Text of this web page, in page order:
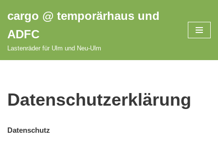
Inhalt
springen
cargo @ temporärhaus und
ADFC
Lastenräder für Ulm und Neu-Ulm
Datenschutzerklärung
Datenschutz